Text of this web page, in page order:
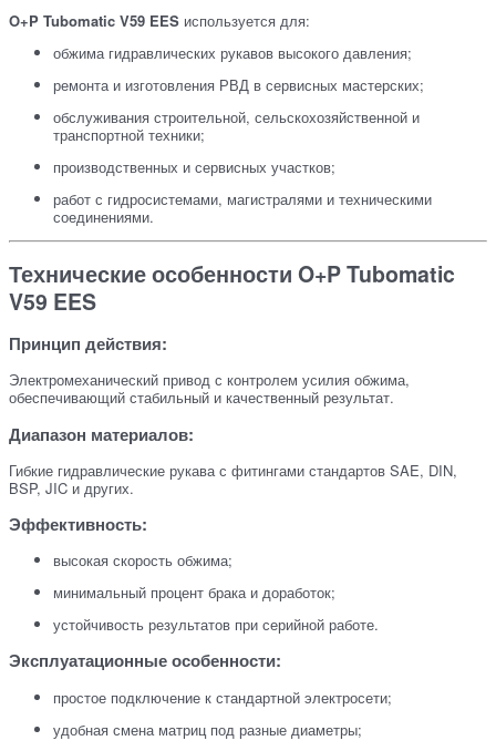
O+P Tubomatic V59 EES используется для:
обжима гидравлических рукавов высокого давления;
ремонта и изготовления РВД в сервисных мастерских;
обслуживания строительной, сельскохозяйственной и
транспортной техники;
производственных и сервисных участков;
работ с гидросистемами, магистралями и техническими
соединениями.
Технические особенности O+P Tubomatic
V59 EES
Принцип действия:
Электромеханический привод с контролем усилия обжима,
обеспечивающий стабильный и качественный результат.
Диапазон материалов:
Гибкие гидравлические рукава с фитингами стандартов SAE, DIN,
BSP, JIC и других.
Эффективность:
высокая скорость обжима;
минимальный процент брака и доработок;
устойчивость результатов при серийной работе.
Эксплуатационные особенности:
простое подключение к стандартной электросети;
удобная смена матриц под разные диаметры;